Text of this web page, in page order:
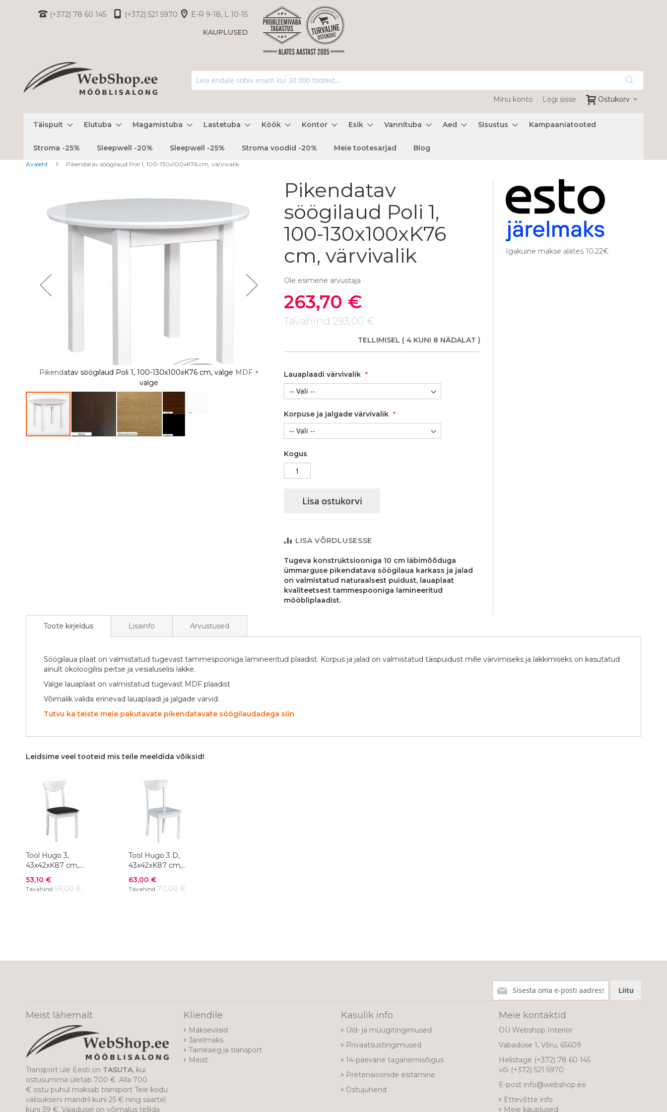
(+372) 78 60 145 (+372) 521 5970
E-R 9-18, L 10-15
KAUPLUSED
Ostukorv
Minu konto Logi sisse
Täispuit Elutuba Magamistuba Lastetuba Köök Kontor Esik Vannituba Aed Sisustus Kampaaniatooted
Stroma -25% Sleepwell -20% Sleepwell -25% Stroma voodid -20% Meie tootesarjad Blog
Avaleht Pikendatav söögilaud Poli 1, 100-130x100xK76 cm, värvivalik
Pikendatav söögilaud Poli 1, 100-130x100xK76 cm, valge MDF +
valge
Tammespoon pähkel
Igakuine makse alates 10.22€
Pikendatav
söögilaud Poli 1,
100-130x100xK76
cm, värvivalik
Ole esimene arvustaja
Soodushind
263,70 €
Tavahind 293,00 €
TELLIMISEL ( 4 KUNI 8 NÄDALAT )
Lauaplaadi värvivalik
Korpuse ja jalgade värvivalik
Kogus
Lisa ostukorvi
LISA VÕRDLUSESSE
Tugeva konstruktsiooniga 10 cm läbimõõduga
ümmarguse pikendatava söögilaua karkass ja jalad
on valmistatud naturaalsest puidust, lauaplaat
kvaliteetsest tammespooniga lamineeritud
mööbliplaadist.
Toote kirjeldus
Söögilaua plaat on valmistatud tugevast tammespooniga lamineeritud plaadist. Korpus ja jalad on valmistatud täispuidust mille värvimiseks ja lakkimiseks on kasutatud
ainult ökoloogilisi peitse ja vesialuselisi lakke.
Valge lauaplaat on valmistatud tugevast MDF plaadist
Võimalik valida erinevad lauaplaadi ja jalgade värvid.
Tutvu ka teiste meie pakutavate pikendatavate söögilaudadega siin
Lisainfo Arvustused
Leidsime veel tooteid mis teile meeldida võiksid!
Tool Hugo 3,
43x42xK87 cm,
kangas, värvivalik
Soodushind
53,10 €
Tavahind 59,00 €
Tool Hugo 3 D,
43x42xK87 cm,
värvivalik
Soodushind
63,00 €
Tavahind 70,00 €
meie
Liitu
Meist lähemalt
Transport üle Eesti on TASUTA, kui
ostusumma ületab 700 €. Alla 700
€ ostu puhul maksab transport Teie kodu
välisukseni mandril kuni 25 € ning saartel
kuni 39 €. Vajadusel on võimalus tellida
Kliendile
Makseviisid
Järelmaks
Tarneaeg ja transport
Meist
Kasulik info
Üld- ja müügitingimused
Privaatsustingimused
14-päevane taganemisõigus
Pretensioonide esitamine
Ostujuhend
Meie kontaktid
OÜ Webshop Interior
Vabaduse 1, Võru, 65609
Helistage (+372) 78 60 145
või (+372) 521 5970
E-post info@webshop.ee
Ettevõtte info
Meie kauplused